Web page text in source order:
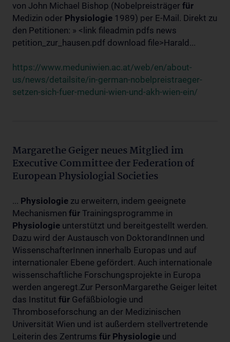
von John Michael Bishop (Nobelpreisträger für
Medizin oder Physiologie 1989) per E-Mail. Direkt zu
den Petitionen: » <link fileadmin pdfs news
petition_zur_hausen.pdf download file>Harald...
https://www.meduniwien.ac.at/web/en/about-
us/news/detailsite/in-german-nobelpreistraeger-
setzen-sich-fuer-meduni-wien-und-akh-wien-ein/
Margarethe Geiger neues Mitglied im
Executive Committee der Federation of
European Physiologial Societies
... Physiologie zu erweitern, indem geeignete
Mechanismen für Trainingsprogramme in
Physiologie unterstützt und bereitgestellt werden.
Dazu wird der Austausch von DoktorandInnen und
WissenschafterInnen innerhalb Europas und auf
internationaler Ebene gefördert. Auch internationale
wissenschaftliche Forschungsprojekte in Europa
werden angeregt.Zur PersonMargarethe Geiger leitet
das Institut für Gefäßbiologie und
Thromboseforschung an der Medizinischen
Universität Wien und ist außerdem stellvertretende
Leiterin des Zentrums für Physiologie und